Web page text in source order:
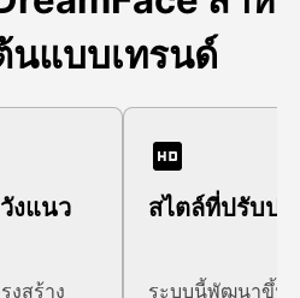
นแบบเทรนด์
งแนว
งสร้าง
สไตล์ที่ปรับปรุ
ระบบนี้พัฒนาขึ้น